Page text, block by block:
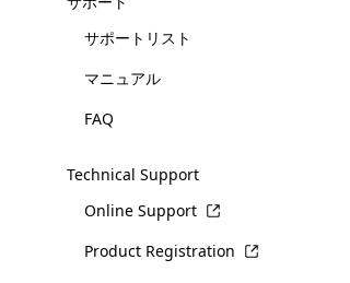
サポートリスト
マニュアル
FAQ
Technical Support
Online Support
Product Registration